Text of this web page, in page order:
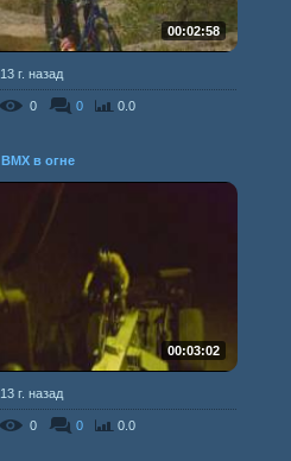
00:02:58
13 г. назад
0 0 0.0
BMX в огне
00:03:02
13 г. назад
0 0 0.0